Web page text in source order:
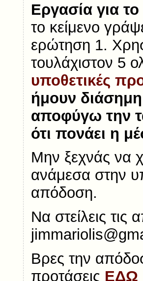
Εργασία για
το κείμενο
ερώτηση 1.
τουλάχιστον 5
υποθετικές
ήμουν
αποφύγω την
ότι πονάει η
Μην ξεχνάς να
ανάμεσα στην
απόδοση.
Να στείλεις τις
Βρες την
προτάσεις ΕΔΩ